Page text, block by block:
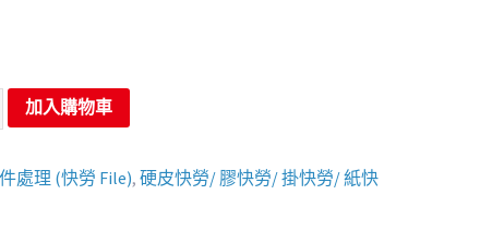
加入購物車
處理 (快勞 File), 硬皮快勞/ 膠快勞/ 掛快勞/ 紙快